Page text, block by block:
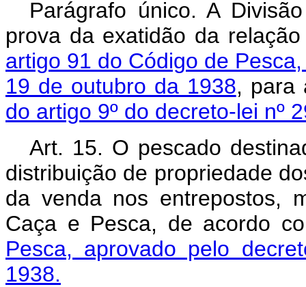
Parágrafo único. A
prova da exatidão da
artigo 91 do Código de
19 de outubro da 1938, para
do artigo 9º do decreto-lei nº
Art. 15. O pescado
distribuição de propriedade
da venda nos entrepostos,
Caça e Pesca, de acordo
Pesca, aprovado pelo
1938.